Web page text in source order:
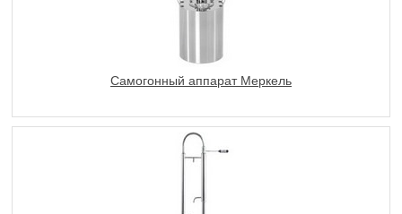
Самогонный аппарат Меркель